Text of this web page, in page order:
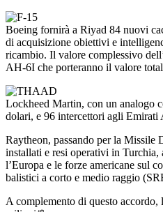
Boeing fornirà a Riyad 84 nuovi
di acquisizione obiettivi e
ricambio. Il valore complessivo
AH-6I che porteranno il valore
Lockheed Martin, con un analogo
dolari, e 96 intercettori agli Emirati
Raytheon, passando per la
installati e resi operativi in Turchia,
l’Europa e le forze americane sul
balistici a corto e medio raggio
A complemento di questo